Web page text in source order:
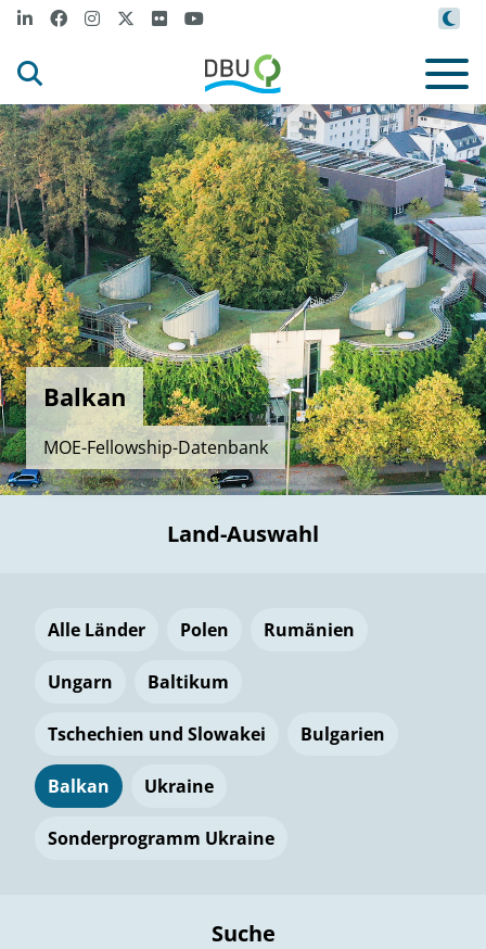
Balkan
MOE-Fellowship-Datenbank
Land-Auswahl
Alle Länder Polen Rumänien
Ungarn Baltikum
Tschechien und Slowakei Bulgarien
Balkan Ukraine
Sonderprogramm Ukraine
Suche